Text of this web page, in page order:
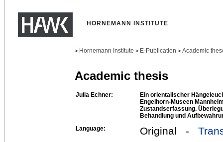
HORNEMANN INSTITUTE
> Hornemann Institute > E-Publication > Academic
Academic thesis
Julia Echner:
Ein orientalischer
Engelhorn-Museen
Zustandserfassung.
Behandlung und
Language:
Original -